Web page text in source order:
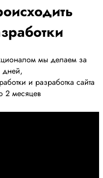
мы делаем за
дней,
и разработка сайта
2 месяцев